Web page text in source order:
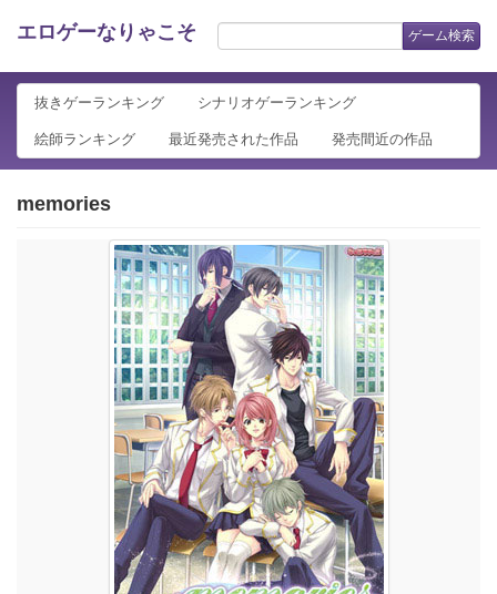
エロゲーなりゃこそ ゲーム検索
抜きゲーランキング シナリオゲーランキング
絵師ランキング 最近発売された作品 発売間近の作品
memories